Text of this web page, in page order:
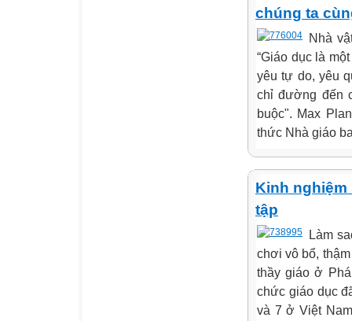
chúng ta
Nhà
“Giáo dục là
yêu tự do, yêu
chỉ đường đến
buộc". Max
thức Nhà giáo
Kinh
tập
Làm
chơi vô bổ,
thầy giáo ở
chức giáo dục
và 7 ở Việt